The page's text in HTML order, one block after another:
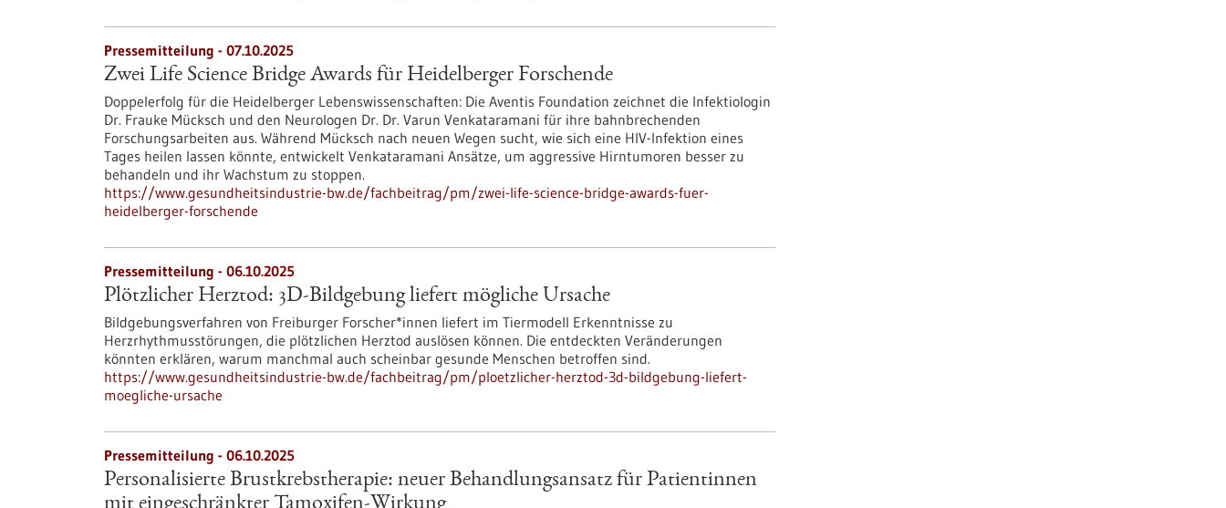
Pressemitteilung - 07.10.2025
Zwei Life Science Bridge Awards für Heidelberger Forschende
Doppelerfolg für die Heidelberger Lebenswissenschaften: Die Aventis Foundation zeichnet die Infektiologin
Dr. Frauke Mücksch und den Neurologen Dr. Dr. Varun Venkataramani für ihre bahnbrechenden
Forschungsarbeiten aus. Während Mücksch nach neuen Wegen sucht, wie sich eine HIV-Infektion eines
Tages heilen lassen könnte, entwickelt Venkataramani Ansätze, um aggressive Hirntumoren besser zu
behandeln und ihr Wachstum zu stoppen.
https://www.gesundheitsindustrie-bw.de/fachbeitrag/pm/zwei-life-science-bridge-awards-fuer-
heidelberger-forschende
Pressemitteilung - 06.10.2025
Plötzlicher Herztod: 3D-Bildgebung liefert mögliche Ursache
Bildgebungsverfahren von Freiburger Forscher*innen liefert im Tiermodell Erkenntnisse zu
Herzrhythmusstörungen, die plötzlichen Herztod auslösen können. Die entdeckten Veränderungen
könnten erklären, warum manchmal auch scheinbar gesunde Menschen betroffen sind.
https://www.gesundheitsindustrie-bw.de/fachbeitrag/pm/ploetzlicher-herztod-3d-bildgebung-liefert-
moegliche-ursache
Pressemitteilung - 06.10.2025
Personalisierte Brustkrebstherapie: neuer Behandlungsansatz für Patientinnen